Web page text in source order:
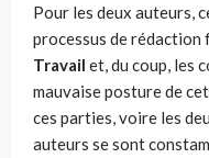
Pour les deux auteurs,
processus de
Travail et, du coup, les
mauvaise posture de
ces parties, voire les
auteurs se sont